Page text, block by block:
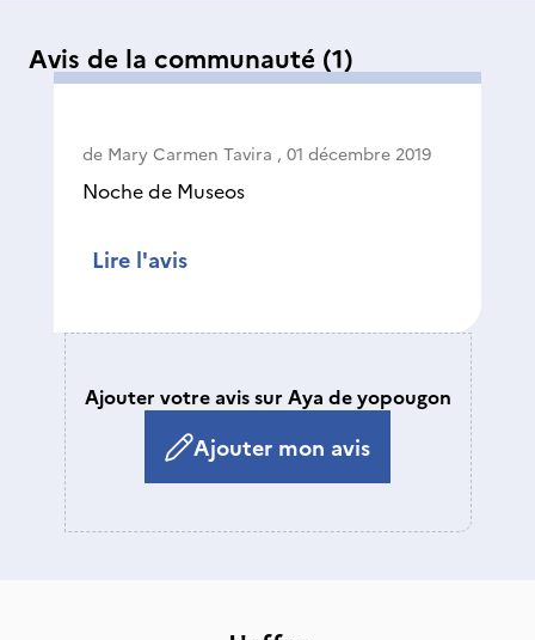
Avis de la communauté (1)
de Mary Carmen Tavira , 01 décembre 2019
Noche de Museos
Lire l'avis
Ajouter votre avis sur Aya de yopougon
Ajouter mon avis